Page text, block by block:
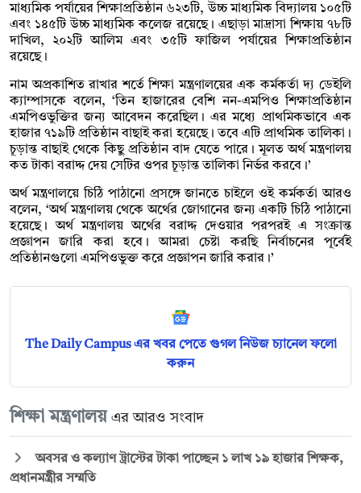
মাধ্যমিক পর্যায়ের শিক্ষাপ্রতিষ্ঠান ৬২৩টি, উচ্চ মাধ্যমিক বিদ্যালয় ১০৫টি
এবং ১৪৫টি উচ্চ মাধ্যমিক কলেজ রয়েছে। এছাড়া মাদ্রাসা শিক্ষায় ৭৮টি
দাখিল, ২০২টি আলিম এবং ৩৫টি ফাজিল পর্যায়ের শিক্ষাপ্রতিষ্ঠান
রয়েছে।
নাম অপ্রকাশিত রাখার শর্তে শিক্ষা মন্ত্রণালয়ের এক কর্মকর্তা দ্য ডেইলি
ক্যাম্পাসকে বলেন, ‘তিন হাজারের বেশি নন-এমপিও শিক্ষাপ্রতিষ্ঠান
এমপিওভুক্তির জন্য আবেদন করেছিল। এর মধ্যে প্রাথমিকভাবে এক
হাজার ৭১৯টি প্রতিষ্ঠান বাছাই করা হয়েছে। তবে এটি প্রাথমিক তালিকা।
চূড়ান্ত বাছাই থেকে কিছু প্রতিষ্ঠান বাদ যেতে পারে। মূলত অর্থ মন্ত্রণালয়
কত টাকা বরাদ্দ দেয় সেটির ওপর চূড়ান্ত তালিকা নির্ভর করবে।’
অর্থ মন্ত্রণালয়ে চিঠি পাঠানো প্রসঙ্গে জানতে চাইলে ওই কর্মকর্তা আরও
বলেন, ‘অর্থ মন্ত্রণালয় থেকে অর্থের জোগানের জন্য একটি চিঠি পাঠানো
হয়েছে। অর্থ মন্ত্রণালয় অর্থের বরাদ্দ দেওয়ার পরপরই এ সংক্রান্ত
প্রজ্ঞাপন জারি করা হবে। আমরা চেষ্টা করছি নির্বাচনের পূর্বেই
প্রতিষ্ঠানগুলো এমপিওভুক্ত করে প্রজ্ঞাপন জারি করার।’
The Daily Campus এর খবর পেতে গুগল নিউজ চ্যানেল ফলো
করুন
শিক্ষা মন্ত্রণালয় এর আরও সংবাদ
অবসর ও কল্যাণ ট্রাস্টের টাকা পাচ্ছেন ১ লাখ ১৯ হাজার শিক্ষক,
প্রধানমন্ত্রীর সম্মতি